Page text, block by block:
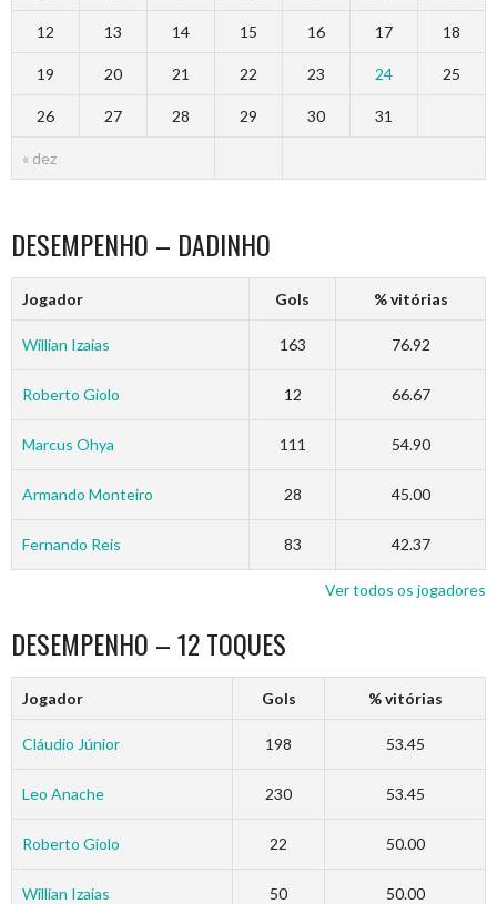
« dez
12 13 14 15 16 17 18
19 20 21 22 23 24 25
26 27 28 29 30 31
DESEMPENHO – DADINHO
Jogador Gols % vitórias
Willian Izaias 163 76.92
Roberto Giolo 12 66.67
Marcus Ohya 111 54.90
Armando Monteiro 28 45.00
Fernando Reis 83 42.37
Ver todos os jogadores
DESEMPENHO – 12 TOQUES
Jogador Gols % vitórias
Cláudio Júnior 198 53.45
Leo Anache 230 53.45
Roberto Giolo 22 50.00
Willian Izaias 50 50.00